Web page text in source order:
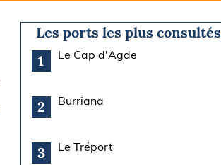
Les ports les plus consultés
1
Le Cap d'Agde
2 Burriana
3 Le Tréport